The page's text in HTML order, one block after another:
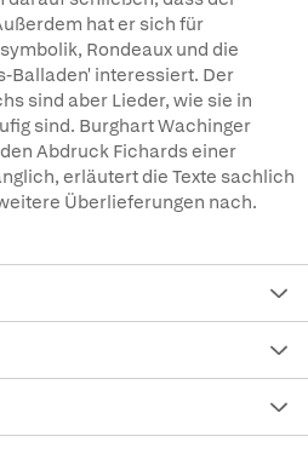
hat er sich für
Rondeaux und die
Balladen' interessiert. Der
sind aber Lieder, wie sie in
sind. Burghart Wachinger
Abdruck Fichards einer
erläutert die Texte sachlich
Überlieferungen nach.